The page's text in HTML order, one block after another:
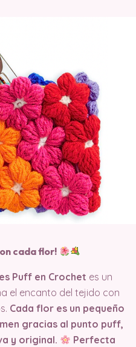
cada flor!
Puff en Crochet es un
el encanto del tejido con
Cada flor es un pequeño
gracias al punto puff,
y original.
Perfecta